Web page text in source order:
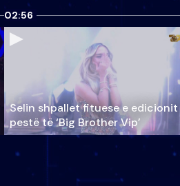
02:56
Selin shpallet fituese e
pestë të ‘Big Brother Vip’